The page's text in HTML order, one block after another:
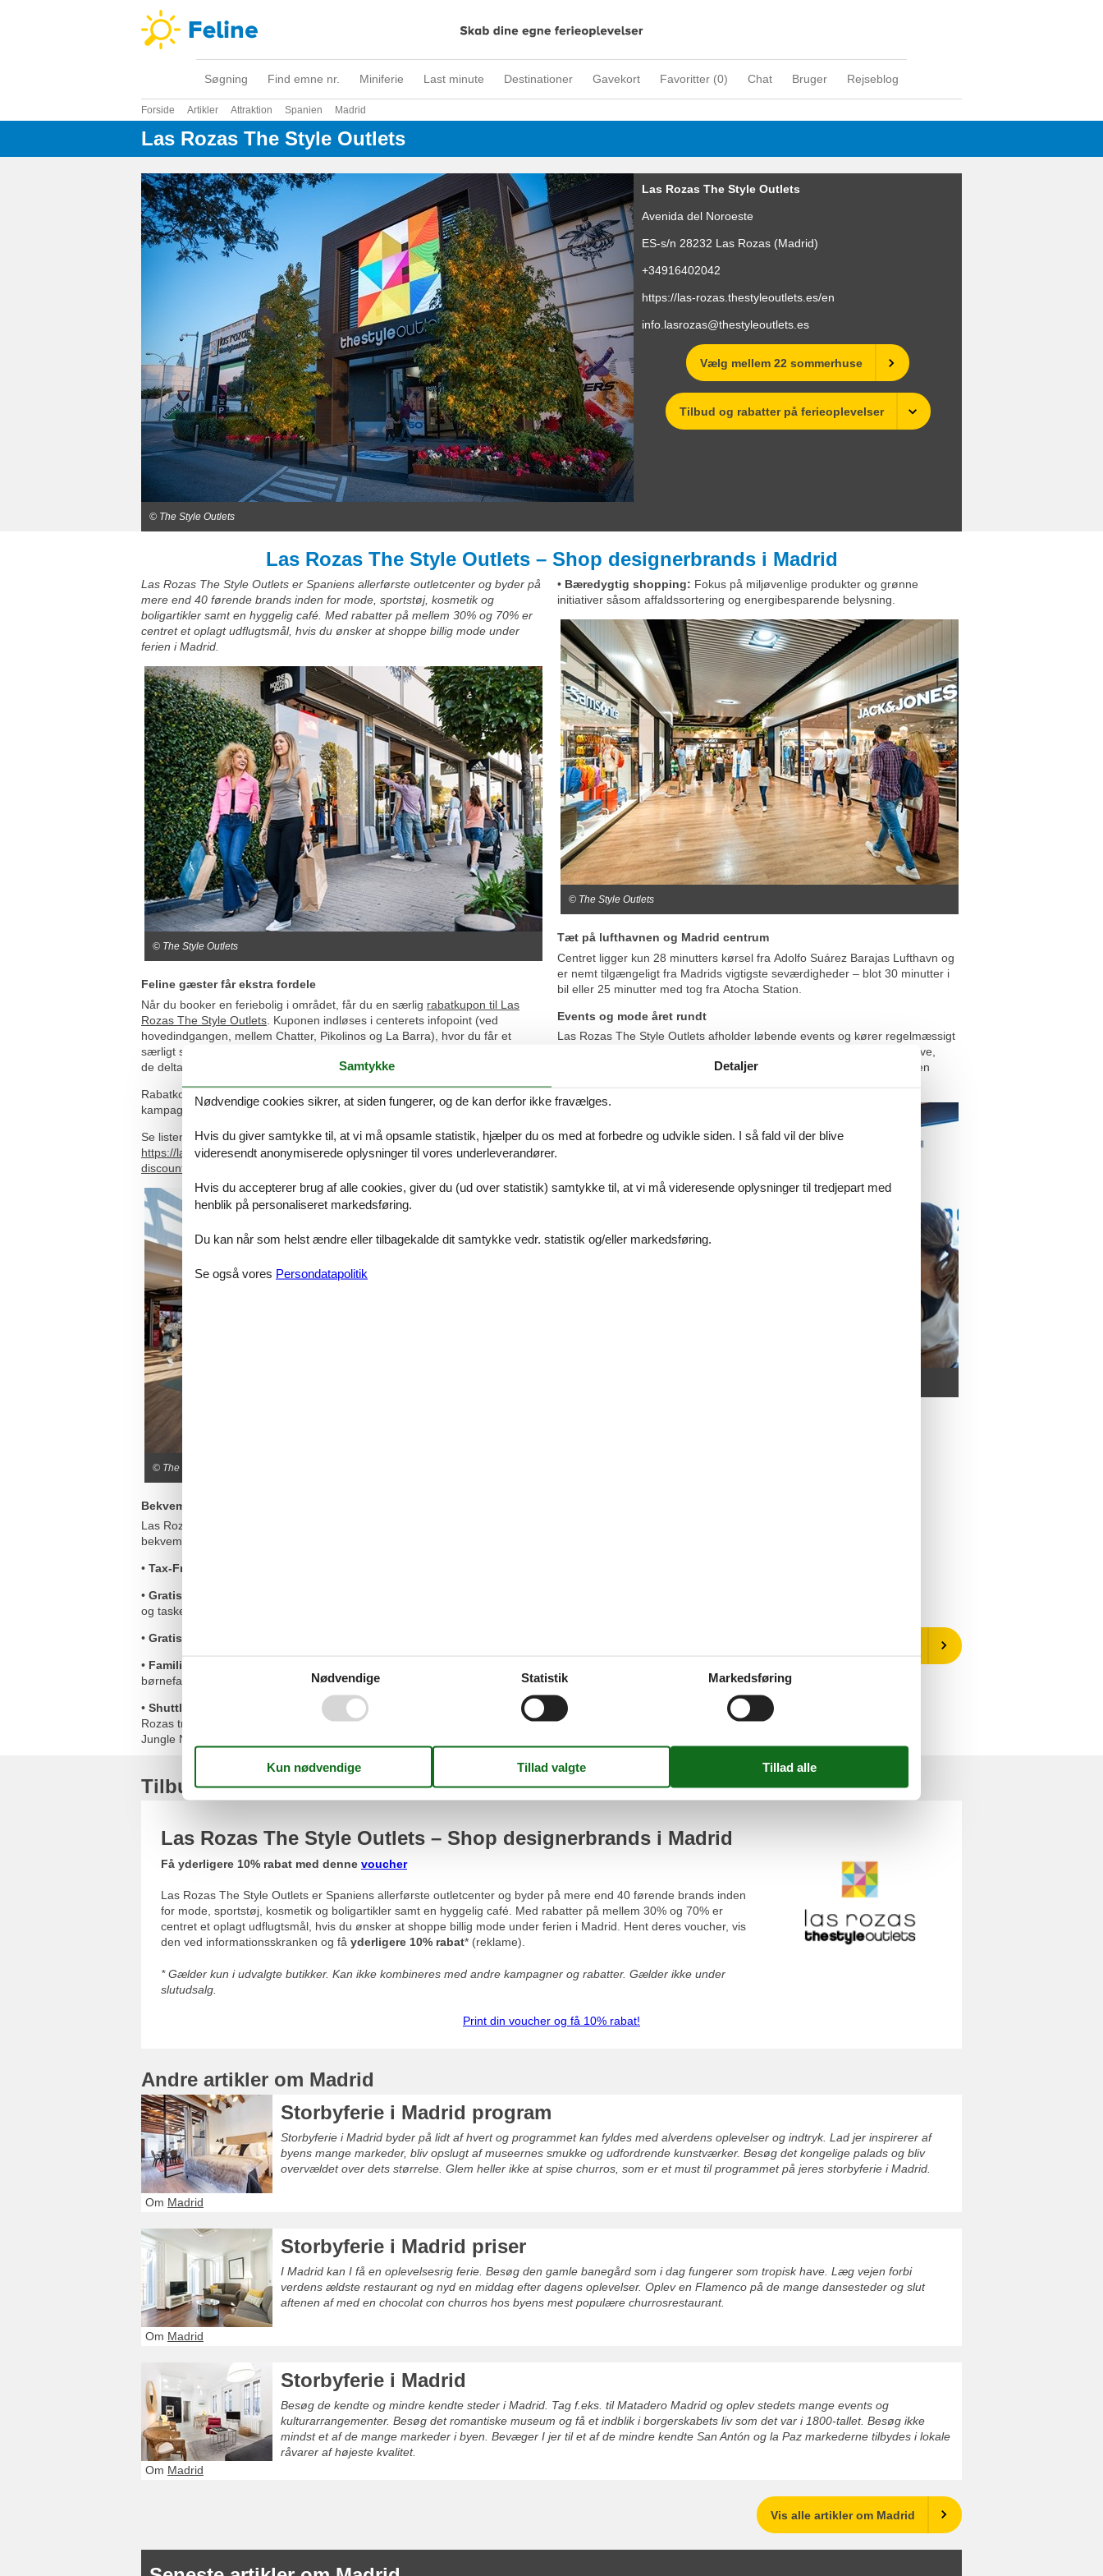
Søgning Find emne nr. Miniferie Last minute Destinationer Gavekort Favoritter (0) Chat Bruger Rejseblog
Forside Artikler Attraktion Spanien Madrid
Las Rozas The Style Outlets
© The Style Outlets
Las Rozas The Style Outlets
Avenida del Noroeste
ES-s/n 28232 Las Rozas (Madrid)
+34916402042
https://las-rozas.thestyleoutlets.es/en
info.lasrozas@thestyleoutlets.es
Vælg mellem 22 sommerhuse
Tilbud og rabatter på ferieoplevelser
Las Rozas The Style Outlets – Shop designerbrands i Madrid
Las Rozas The Style Outlets er Spaniens allerførste outletcenter og byder på
mere end 40 førende brands inden for mode, sportstøj, kosmetik og
boligartikler samt en hyggelig café. Med rabatter på mellem 30% og 70% er
centret et oplagt udflugtsmål, hvis du ønsker at shoppe billig mode under
ferien i Madrid.
© The Style Outlets
Feline gæster får ekstra fordele
Når du booker en feriebolig i området, får du en særlig rabatkupon til Las
Rozas The Style Outlets . Kuponen indløses i centerets infopoint (ved
hovedindgangen, mellem Chatter, Pikolinos og La Barra), hvor du får et
særligt shoppingkort, der giver dig
de deltagende butikker (reklame).
Rabatkortet gælder i udvalgte butikker og kan ikke kombineres med andre
kampagner.
Se listen over deltagende butikker her:
https://las-rozas.thestyleoutlets.es/en/brands-participants-rozas-tourist-
discount
© The Style Outlets
Bekvem shopping med ekstra services
Las Rozas The Style Outlets kombinerer attraktive priser med en række
bekvemme services:
• Tax-Free Shopping:
• Gratis bagageopbevaring:
og tasker.
• Gratis internet:
• Familievenlige faciliteter:
børnefamilier.
• Shuttlebus-service:
Som det eneste outletcenter i Spanien tilbyder Las
Rozas transport til og fra centret på særlige dage såsom SuperThursdays,
Jungle Night og Black Days.
• Bæredygtig shopping: Fokus på miljøvenlige produkter og grønne
initiativer såsom affaldssortering og energibesparende belysning.
© The Style Outlets
Tæt på lufthavnen og Madrid centrum
Centret ligger kun 28 minutters kørsel fra Adolfo Suárez Barajas Lufthavn og
er nemt tilgængeligt fra Madrids vigtigste seværdigheder – blot 30 minutter i
bil eller 25 minutter med tog fra Atocha Station.
Events og mode året rundt
Las Rozas The Style Outlets afholder løbende events og kører regelmæssigt
kampagner med sæsonbetonede tilbud – der er altid noget nyt at opleve,
uanset om du er på udkig efter de nyeste trends eller blot ønsker dig en
Tilbud og rabatter på ferieoplevelser
Las Rozas The Style Outlets – Shop designerbrands i Madrid
Få yderligere 10% rabat med denne voucher
Las Rozas The Style Outlets er Spaniens allerførste outletcenter og byder på mere end 40 førende brands inden
for mode, sportstøj, kosmetik og boligartikler samt en hyggelig café. Med rabatter på mellem 30% og 70% er
centret et oplagt udflugtsmål, hvis du ønsker at shoppe billig mode under ferien i Madrid.
Hent deres voucher, vis
den ved informationsskranken og få yderligere 10% rabat* (reklame).
* Gælder kun i udvalgte butikker. Kan ikke kombineres med andre kampagner og rabatter. Gælder ikke under
slutudsalg.
Print din voucher og få 10% rabat!
Andre artikler om Madrid
Storbyferie i Madrid program
Storbyferie i Madrid byder på lidt af hvert og programmet kan fyldes med alverdens oplevelser og indtryk. Lad jer inspirerer af
byens mange markeder, bliv opslugt af museernes smukke og udfordrende kunstværker. Besøg det kongelige palads og bliv
overvældet over dets størrelse. Glem heller ikke at spise churros, som er et must til programmet på jeres storbyferie i Madrid.
Om Madrid
Storbyferie i Madrid priser
I Madrid kan I få en oplevelsesrig ferie. Besøg den gamle banegård som i dag fungerer som tropisk have. Læg vejen forbi
verdens ældste restaurant og nyd en middag efter dagens oplevelser. Oplev en Flamenco på de mange dansesteder og slut
aftenen af med en chocolat con churros hos byens mest populære churrosrestaurant.
Om Madrid
Storbyferie i Madrid
Besøg de kendte og mindre kendte steder i Madrid. Tag f.eks. til Matadero Madrid og oplev stedets mange events og
kulturarrangementer. Besøg det romantiske museum og få et indblik i borgerskabets liv som det var i 1800-tallet. Besøg ikke
mindst et af de mange markeder i byen. Bevæger I jer til et af de mindre kendte San Antón og la Paz markederne tilbydes i lokale
råvarer af højeste kvalitet.
Om Madrid
Vis alle artikler om Madrid
Samtykke Detaljer
Nødvendige cookies sikrer, at siden fungerer, og de kan derfor ikke fravælges.
Hvis du giver samtykke til, at vi må opsamle statistik, hjælper du os med at forbedre og udvikle siden. I så fald vil der blive
videresendt anonymiserede oplysninger til vores underleverandører.
Hvis du accepterer brug af alle cookies, giver du (ud over statistik) samtykke til, at vi må videresende oplysninger til tredjepart med
henblik på personaliseret markedsføring.
Du kan når som helst ændre eller tilbagekalde dit samtykke vedr. statistik og/eller markedsføring.
Se også vores Persondatapolitik
Nødvendige Statistik Markedsføring